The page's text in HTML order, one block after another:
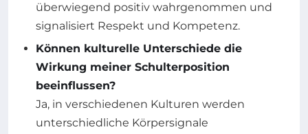
überwiegend positiv wahrgenommen und
signalisiert Respekt und Kompetenz.
Können kulturelle Unterschiede die
Wirkung meiner Schulterposition
beeinflussen?
Ja, in verschiedenen Kulturen werden
unterschiedliche Körpersignale